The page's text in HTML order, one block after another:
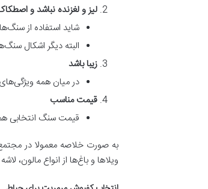
لیز و لغزنده نباشد و
شاید استفاده از
البته دیگر اشکال
زیبا باشد
در میان همه
قیمت مناسب
قیمت سنگ انتخابی
به صورت خلاصه معمولا در
ویلاها و باغ‌ها از انواع